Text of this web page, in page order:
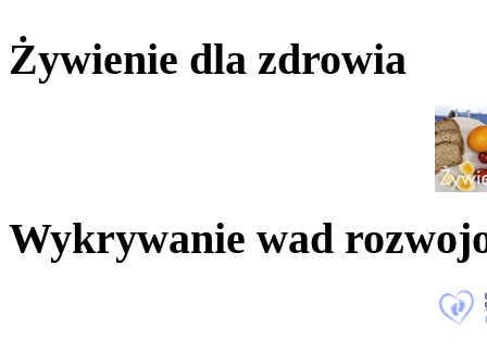
Żywienie dla zdrowia
Wykrywanie wad